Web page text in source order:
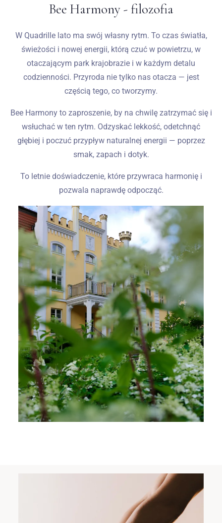
Bee Harmony - filozofia
W Quadrille lato ma swój własny rytm. To czas światła,
świeżości i nowej energii, którą czuć w powietrzu, w
otaczającym park krajobrazie i w każdym detalu
codzienności. Przyroda nie tylko nas otacza — jest
częścią tego, co tworzymy.
Bee Harmony to zaproszenie, by na chwilę zatrzymać się i
wsłuchać w ten rytm. Odzyskać lekkość, odetchnąć
głębiej i poczuć przypływ naturalnej energii — poprzez
smak, zapach i dotyk.
To letnie doświadczenie, które przywraca harmonię i
pozwala naprawdę odpocząć.